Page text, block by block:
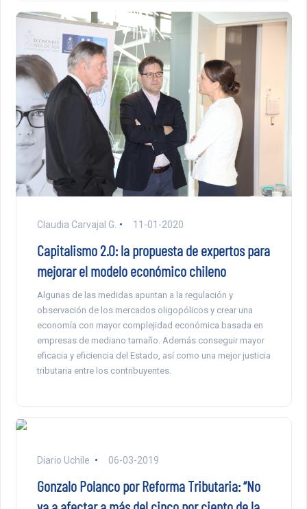
Claudia Carvajal G. 11-01-2020
Capitalismo 2.0: la propuesta de expertos para
mejorar el modelo económico chileno
Algunas de las medidas apuntan a la regulación y
observación de los mercados oligopólicos y crear una
economía con mayor complejidad económica basada en
empresas de mediano tamaño. Además conseguir mayor
eficacia y eficiencia del Estado, así como una mejor justicia
tributaria entre los contribuyentes.
Diario Uchile 06-03-2019
Gonzalo Polanco por Reforma Tributaria: “No